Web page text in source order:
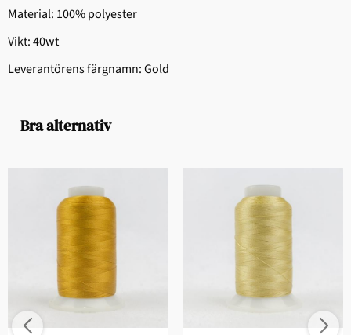
Material: 100% polyester
Vikt: 40wt
Leverantörens färgnamn: Gold
Bra alternativ